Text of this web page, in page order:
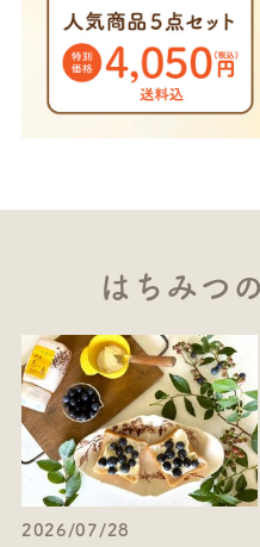
はちみつ
2026/07/28